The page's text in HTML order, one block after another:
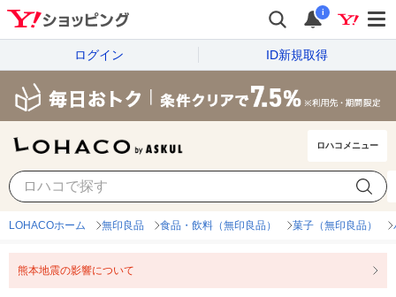
i
ログイン ID新規取得
ロハコメニュー
LOHACOホーム 無印良品 食品・飲料（無印良品） 菓子（無印良品）
熊本地震の影響について